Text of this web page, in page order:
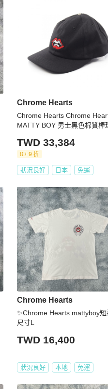
Chrome Hearts
Chrome Hearts Chrome
MATTY BOY 男士黑色棉質棒
TWD 33,384
9 折
狀況良好 日本 免運
Chrome Hearts
✨Chrome Hearts mattyboy短
尺寸L
TWD 16,400
狀況良好 本地 免運